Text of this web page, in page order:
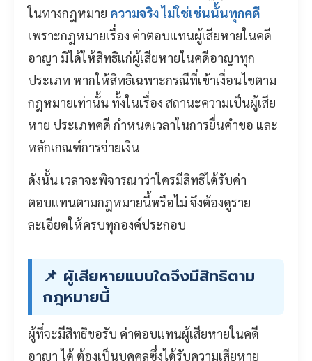
ในทางกฎหมาย ความจริง ไม่ใช่เช่นนั้นทุกคดี
เพราะกฎหมายเรื่อง ค่าตอบแทนผู้เสียหายในคดี
อาญา มิได้ให้สิทธิแก่ผู้เสียหายในคดีอาญาทุก
ประเภท หากให้สิทธิเฉพาะกรณีที่เข้าเงื่อนไขตาม
กฎหมายเท่านั้น ทั้งในเรื่อง สถานะความเป็นผู้เสีย
หาย ประเภทคดี กำหนดเวลาในการยื่นคำขอ และ
หลักเกณฑ์การจ่ายเงิน
ดังนั้น เวลาจะพิจารณาว่าใครมีสิทธิได้รับค่า
ตอบแทนตามกฎหมายนี้หรือไม่ จึงต้องดูราย
ละเอียดให้ครบทุกองค์ประกอบ
📌 ผู้เสียหายแบบใดจึงมีสิทธิตาม
กฎหมายนี้
ผู้ที่จะมีสิทธิขอรับ ค่าตอบแทนผู้เสียหายในคดี
อาญา ได้ ต้องเป็นบุคคลซึ่งได้รับความเสียหาย